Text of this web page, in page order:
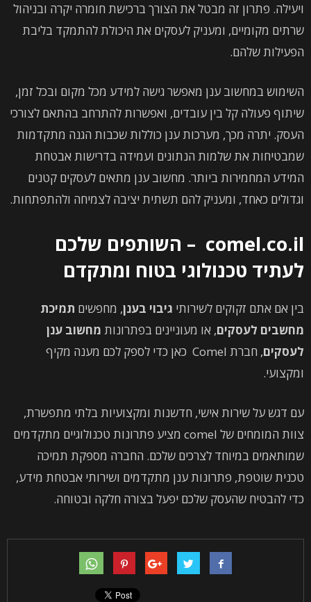
ויעילה. פתרון זה מבטל את הצורך ברכישת חומרה יקרה ובניהול
שרתים מקומיים, ומעניק לעסקים את היכולת להתמקד בליבת
הפעילות שלהם.
השימוש במחשוב ענן מאפשר גישה למידע מכל מקום ובכל זמן,
שיתוף פעולה קל בין עובדים, ואפשרות להתרחב בהתאם לצורכי
העסק. יתרה מכך, מערכות ענן כוללות שכבות הגנה מתקדמות
שמבטיחות את שלמות הנתונים ועמידה בדרישות אבטחת
המידע המחמירות ביותר. מחשוב ענן מתאים לעסקים קטנים
וגדולים כאחד, ומעניק להם תשתית יציבה לצמיחה ולהתפתחות.
comel.co.il
– השותפים שלכם
לעתיד טכנולוגי בטוח ומתקדם
בין אם אתם זקוקים לשירותי גיבוי בענן, מחפשים תמיכת
מחשבים לעסקים, או מעוניינים בפתרונות מחשוב ענן
לעסקים
, חברת Comel כאן כדי לספק לכם מענה מקיף
ומקצועי.
עם דגש על שירות אישי, חדשנות ומקצועיות בלתי מתפשרת,
צוות המומחים של comel מציע פתרונות טכנולוגיים מתקדמים
שמותאמים במיוחד לצרכים שלכם. החברה מספקת תמיכה
טכנית שוטפת, פתרונות ענן מתקדמים ושירותי אבטחת מידע,
כדי להבטיח שהעסק שלכם יפעל בצורה חלקה ובטוחה.